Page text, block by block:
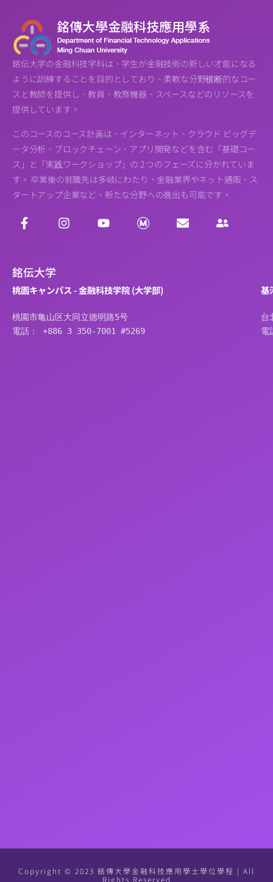
銘伝大学の金融科技学科は、学生が金融技術の新しい才能になる
ように訓練することを目的としており、柔軟な分野横断的なコー
スと教師を提供し、教員、教育機器、スペースなどのリソースを
提供しています。
このコースのコース計画は、インターネット、クラウド ビッグデ
ータ分析、ブロックチェーン、アプリ開発などを含む「基礎コー
ス」と「実践ワークショップ」の 2 つのフェーズに分かれていま
す。 卒業後の就職先は多岐にわたり、金融業界やネット通販、ス
タートアップ企業など、新たな分野への進出も可能です。
銘伝大学
桃園キャンパス - 金融科技学院 (大学部)
桃園市亀山区大同立德明路5号
電話： +886 3 350-7001 #5269
基
台
電
Copyright © 2023 銘傳大學金融科技應用學士學位學程 | All
Rights Reserved